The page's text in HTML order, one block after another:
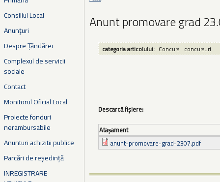
Consiliul Local
Anunțuri
Despre Țăndărei
Complexul de servicii
sociale
Contact
Monitorul Oficial Local
Proiecte fonduri
nerambursabile
Anunturi achizitii publice
Parcări de reședință
INREGISTRARE
Eşti aici
Anunt promovare grad
categoria articolului: Concurs concursuri
Descarcă fișiere:
Ataşament
anunt-promovare-grad-2307.pdf